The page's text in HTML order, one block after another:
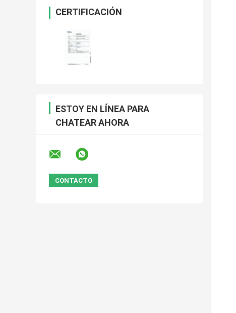
CERTIFICACIÓN
ESTOY EN LÍNEA PARA
CHATEAR AHORA